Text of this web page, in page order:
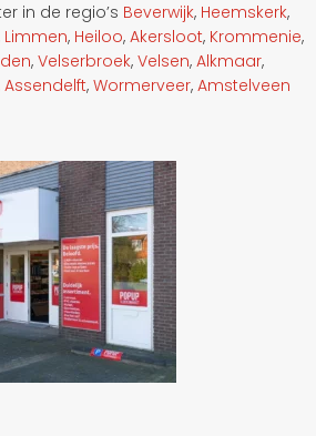
in de regio’s Beverwijk, Heemskerk,
Limmen, Heiloo,Akersloot, Krommenie,
,Velserbroek,Velsen,Alkmaar,
Assendelft,Wormerveer,Amstelveen